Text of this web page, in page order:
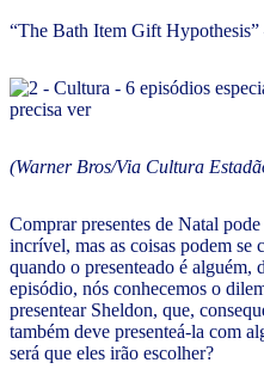
“The Bath Item Gift Hypothesis”
(Warner Bros/Via Cultura
Comprar presentes de Natal
incrível, mas as coisas podem
quando o presenteado é alguém,
episódio, nós conhecemos o
presentear Sheldon, que,
também deve presenteá-la com
será que eles irão escolher?